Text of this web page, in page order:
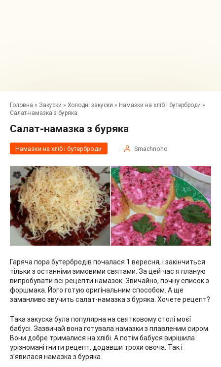
Головна » Закуски » Холодні закуски » Намазки на хліб і бутерброди »
Салат-намазка з буряка
Салат-намазка з буряка
Намазки на хліб і бутерброди Smachnoho
Гаряча пора бутербродів почалася 1 вересня, і закінчиться
тільки з останніми зимовими святами. За цей час я планую
випробувати всі рецепти намазок. Звичайно, почну список з
форшмака. Його готую оригінальним способом. А ще
заманливо звучить салат-намазка з буряка. Хочете рецепт?
Така закуска була популярна на святковому столі моєї
бабусі. Зазвичай вона готувала намазки з плавленим сиром.
Вони добре трималися на хлібі. А потім бабуся вирішила
урізноманітнити рецепт, додавши трохи овоча. Так і
з’явилася намазка з буряка.